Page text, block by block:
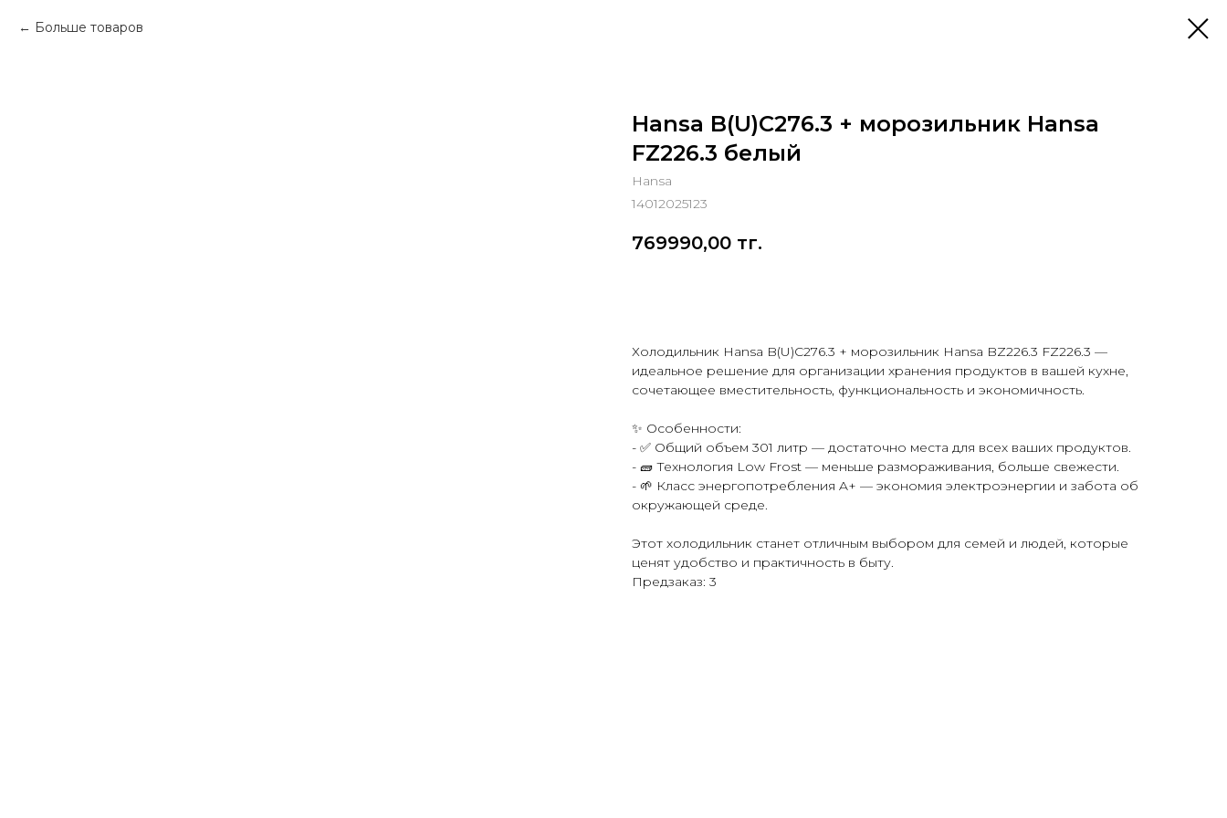
Больше товаров
Hansa B(U)C276.3 + морозильник Hansa
FZ226.3 белый
Hansa
14012025123
769990,00 тг.
Холодильник Hansa B(U)C276.3 + морозильник Hansa BZ226.3 FZ226.3 —
идеальное решение для организации хранения продуктов в вашей кухне,
сочетающее вместительность, функциональность и экономичность.
✨ Особенности:
- ✅ Общий объем 301 литр — достаточно места для всех ваших продуктов.
- 🧱 Технология Low Frost — меньше размораживания, больше свежести.
- 🌱 Класс энергопотребления A+ — экономия электроэнергии и забота об
окружающей среде.
Этот холодильник станет отличным выбором для семей и людей, которые
ценят удобство и практичность в быту.
Предзаказ: 3